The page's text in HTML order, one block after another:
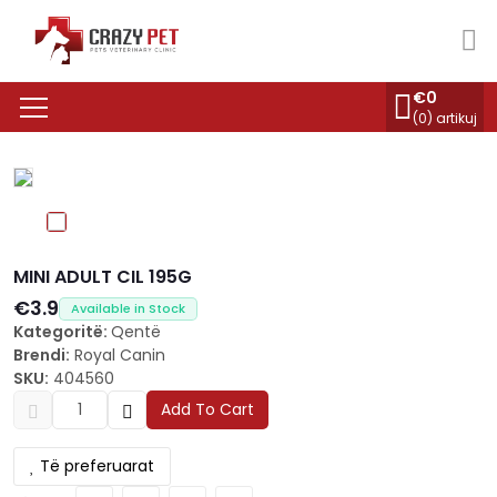
€0
(0) artikuj
MINI ADULT CIL 195G
€3.9 Available in Stock
Kategoritë: Qentë
Brendi: Royal Canin
SKU: 404560
Add To Cart
Të preferuarat